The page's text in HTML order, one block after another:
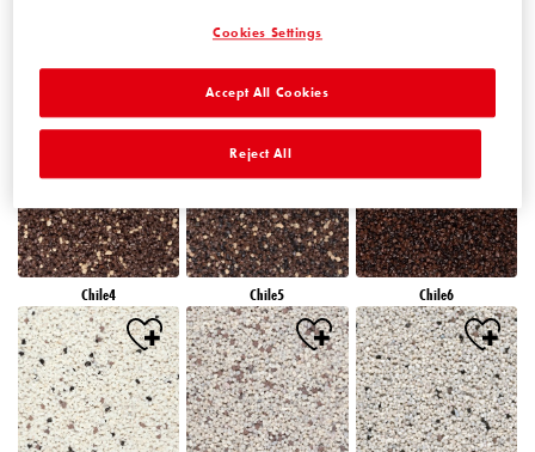
Chile2
Chile4 Chile5 Chile6
Cookies Settings
Reject All
Accept All Cookies